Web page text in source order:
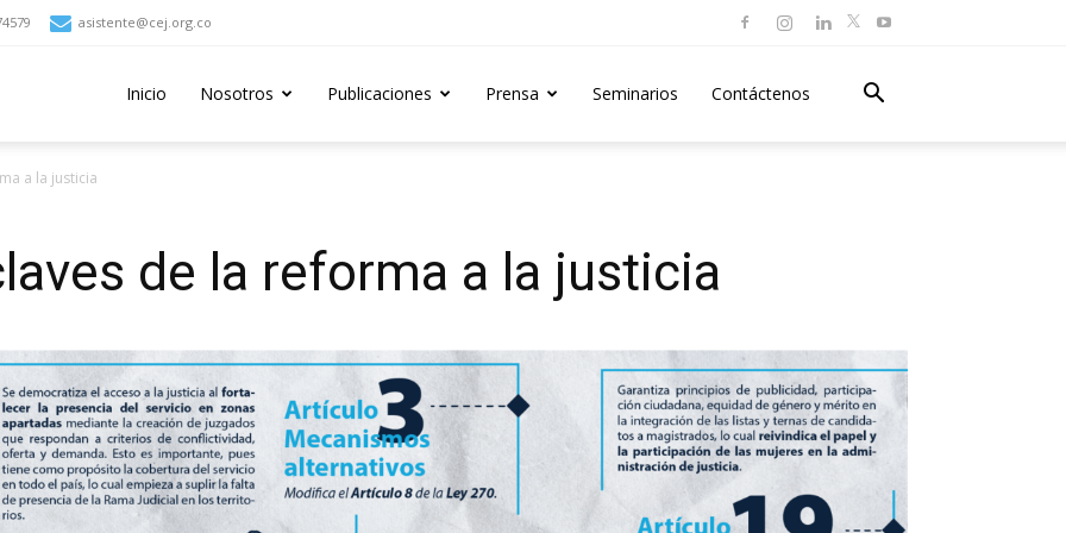
asistente@cej.org.co
Inicio Nosotros Publicaciones Prensa Seminarios Contáctenos
a la justicia
de la reforma a la justicia